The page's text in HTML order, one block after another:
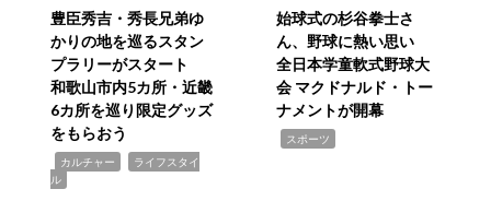
豊臣秀吉・秀長兄弟ゆ
かりの地を巡るスタン
プラリーがスタート
和歌山市内5カ所・近畿
6カ所を巡り限定グッズ
をもらおう
カルチャー
ライフスタイ
ル
始球式の杉谷拳士さ
ん、野球に熱い思い
全日本学童軟式野球大
会 マクドナルド・トー
ナメントが開幕
スポーツ